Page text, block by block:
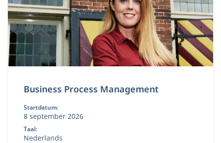
Business Process Management
Startdatum:
8 september 2026
Taal:
Nederlands